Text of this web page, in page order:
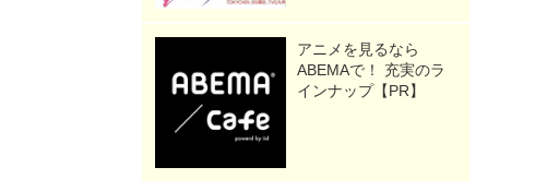
アニメを見るなら
ABEMAで！ 充実のラ
インナップ【PR】